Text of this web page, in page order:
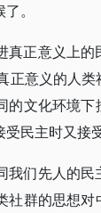
。
正意义上
意义的人
文化环境
民主时又接
我们先人的
群的思想